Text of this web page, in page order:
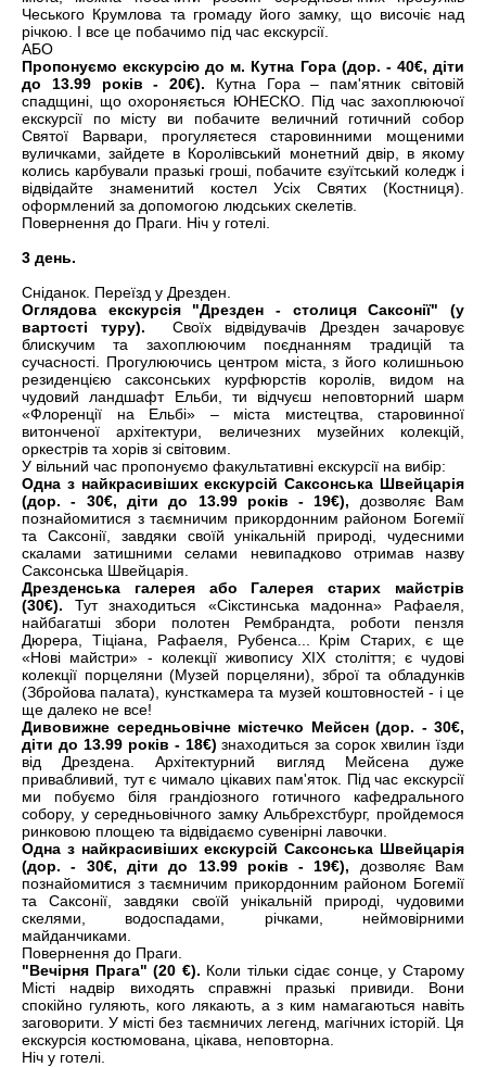
Чеського Крумлова та громаду його замку, що височіє над
річкою. І все це побачимо під час екскурсії.
АБО
Пропонуємо екскурсію до м. Кутна Гора (дор. - 40€, діти
до 13.99 років - 20€). Кутна Гора – пам'ятник світовій
спадщині, що охороняється ЮНЕСКО. Під час захоплюючої
екскурсії по місту ви побачите величний готичний собор
Святої Варвари, прогуляєтеся старовинними мощеними
вуличками, зайдете в Королівський монетний двір, в якому
колись карбували празькі гроші, побачите єзуїтський коледж і
відвідайте знаменитий костел Усіх Святих (Костниця).
оформлений за допомогою людських скелетів.
Повернення до Праги. Ніч у готелі.
3 день.
Сніданок. Переїзд у Дрезден.
Оглядова екскурсія "Дрезден - столиця Саксонії" (у
вартості туру).
Своїх відвідувачів Дрезден зачаровує
блискучим та захоплюючим поєднанням традицій та
сучасності. Прогулюючись центром міста, з його колишньою
резиденцією саксонських курфюрстів королів, видом на
чудовий ландшафт Ельби, ти відчуєш неповторний шарм
«Флоренції на Ельбі» – міста мистецтва, старовинної
витонченої архітектури, величезних музейних колекцій,
оркестрів та хорів зі світовим.
У вільний час пропонуємо факультативні екскурсії на вибір:
Одна з найкрасивіших екскурсій Саксонська Швейцарія
(дор. - 30€, діти до 13.99 років - 19€), дозволяє Вам
познайомитися з таємничим прикордонним районом Богемії
та Саксонії, завдяки своїй унікальній природі, чудесними
скалами затишними селами невипадково отримав назву
Саксонська Швейцарія.
Дрезденська галерея або Галерея старих майстрів
(30€). Тут знаходиться «Сікстинська мадонна» Рафаеля,
найбагатші збори полотен Рембрандта, роботи пензля
Дюрера, Тіціана, Рафаеля, Рубенса... Крім Старих, є ще
«Нові майстри» - колекції живопису ХІХ століття; є чудові
колекції порцеляни (Музей порцеляни), зброї та обладунків
(Збройова палата), кунсткамера та музей коштовностей - і це
ще далеко не все!
Дивовижне середньовічне містечко Мейсен (дор. - 30€,
діти до 13.99 років - 18€) знаходиться за сорок хвилин їзди
від Дрездена. Архітектурний вигляд Мейсена дуже
привабливий, тут є чимало цікавих пам'яток. Під час екскурсії
ми побуємо біля грандіозного готичного кафедрального
собору, у середньовічного замку Альбрехстбург, пройдемося
ринковою площею та відвідаємо сувенірні лавочки.
Одна з найкрасивіших екскурсій Саксонська Швейцарія
(дор. - 30€, діти до 13.99 років - 19€), дозволяє Вам
познайомитися з таємничим прикордонним районом Богемії
та Саксонії, завдяки своїй унікальній природі, чудовими
скелями, водоспадами, річками, неймовірними
майданчиками.
Повернення до Праги.
"Вечірня Прага" (20 €). Коли тільки сідає сонце, у Старому
Місті надвір виходять справжні празькі привиди. Вони
спокійно гуляють, кого лякають, а з ким намагаються навіть
заговорити. У місті без таємничих легенд, магічних історій. Ця
екскурсія костюмована, цікава, неповторна.
Ніч у готелі.